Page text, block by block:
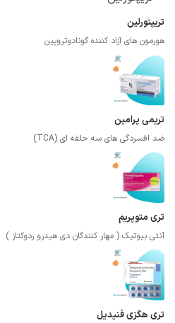
تریپتورلین
هورمون های آزاد کننده گونادوتروپین
تریمی پرامین
ضد افسردگی های سه حلقه ای (TCA)
تری متوپریم
آنتی بیوتیک ( مهار کنندگان دی هیدرو ردوکتاز )
تری هگزی فنیدیل